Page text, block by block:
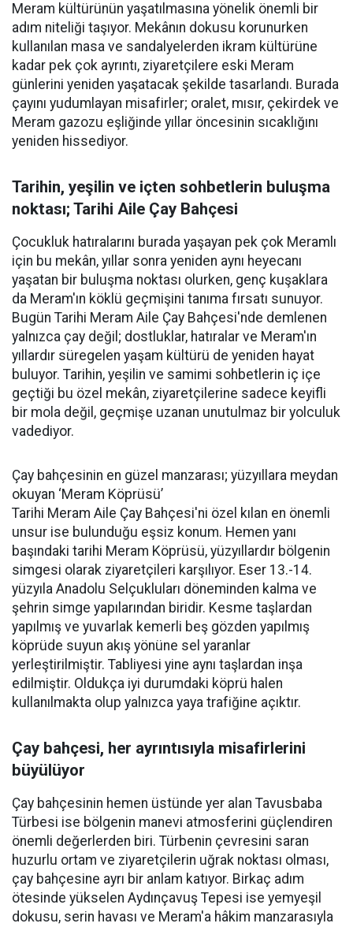
Meram kültürünün yaşatılmasına yönelik önemli bir
adım niteliği taşıyor. Mekânın dokusu korunurken
kullanılan masa ve sandalyelerden ikram kültürüne
kadar pek çok ayrıntı, ziyaretçilere eski Meram
günlerini yeniden yaşatacak şekilde tasarlandı. Burada
çayını yudumlayan misafirler; oralet, mısır, çekirdek ve
Meram gazozu eşliğinde yıllar öncesinin sıcaklığını
yeniden hissediyor.
Tarihin, yeşilin ve içten sohbetlerin buluşma
noktası; Tarihi Aile Çay Bahçesi
Çocukluk hatıralarını burada yaşayan pek çok Meramlı
için bu mekân, yıllar sonra yeniden aynı heyecanı
yaşatan bir buluşma noktası olurken, genç kuşaklara
da Meram'ın köklü geçmişini tanıma fırsatı sunuyor.
Bugün Tarihi Meram Aile Çay Bahçesi'nde demlenen
yalnızca çay değil; dostluklar, hatıralar ve Meram'ın
yıllardır süregelen yaşam kültürü de yeniden hayat
buluyor. Tarihin, yeşilin ve samimi sohbetlerin iç içe
geçtiği bu özel mekân, ziyaretçilerine sadece keyifli
bir mola değil, geçmişe uzanan unutulmaz bir yolculuk
vadediyor.
Çay bahçesinin en güzel manzarası; yüzyıllara meydan
okuyan ‘Meram Köprüsü’
Tarihi Meram Aile Çay Bahçesi'ni özel kılan en önemli
unsur ise bulunduğu eşsiz konum. Hemen yanı
başındaki tarihi Meram Köprüsü, yüzyıllardır bölgenin
simgesi olarak ziyaretçileri karşılıyor. Eser 13.-14.
yüzyıla Anadolu Selçukluları döneminden kalma ve
şehrin simge yapılarından biridir. Kesme taşlardan
yapılmış ve yuvarlak kemerli beş gözden yapılmış
köprüde suyun akış yönüne sel yaranlar
yerleştirilmiştir. Tabliyesi yine aynı taşlardan inşa
edilmiştir. Oldukça iyi durumdaki köprü halen
kullanılmakta olup yalnızca yaya trafiğine açıktır.
Çay bahçesi, her ayrıntısıyla misafirlerini
büyülüyor
Çay bahçesinin hemen üstünde yer alan Tavusbaba
Türbesi ise bölgenin manevi atmosferini güçlendiren
önemli değerlerden biri. Türbenin çevresini saran
huzurlu ortam ve ziyaretçilerin uğrak noktası olması,
çay bahçesine ayrı bir anlam katıyor. Birkaç adım
ötesinde yükselen Aydınçavuş Tepesi ise yemyeşil
dokusu, serin havası ve Meram'a hâkim manzarasıyla